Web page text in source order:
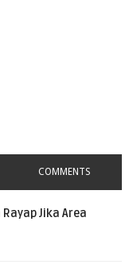
COMMENTS
Jika Area